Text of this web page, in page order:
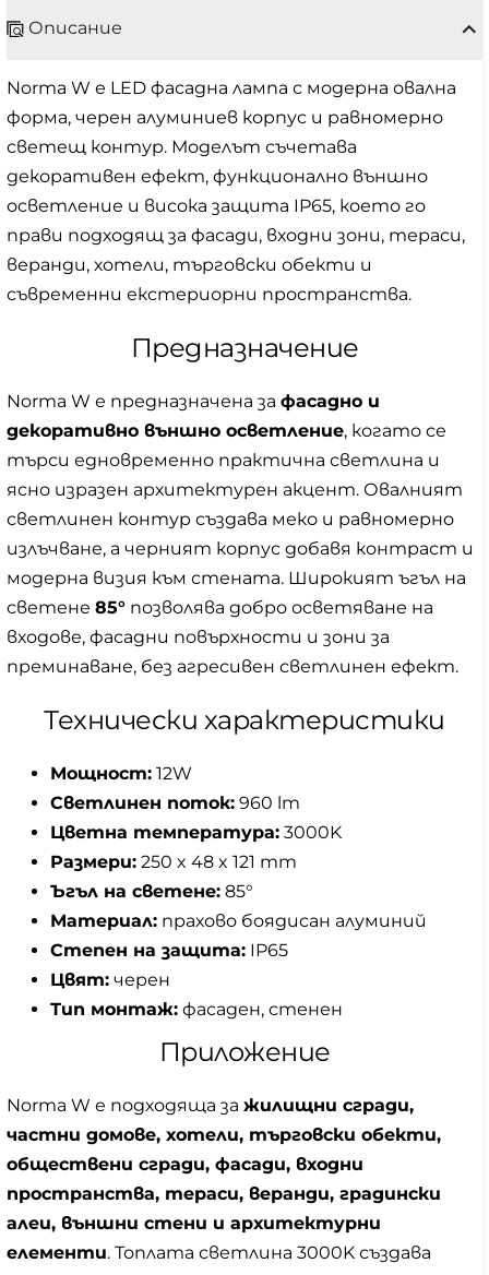
Описание
Norma W е LED фасадна лампа с модерна овална
форма, черен алуминиев корпус и равномерно
светещ контур. Моделът съчетава
декоративен ефект, функционално външно
осветление и висока защита IP65, което го
прави подходящ за фасади, входни зони, тераси,
веранди, хотели, търговски обекти и
съвременни екстериорни пространства.
Предназначение
Norma W е предназначена за фасадно и
декоративно външно осветление, когато се
търси едновременно практична светлина и
ясно изразен архитектурен акцент. Овалният
светлинен контур създава меко и равномерно
излъчване, а черният корпус добавя контраст и
модерна визия към стената. Широкият ъгъл на
светене 85° позволява добро осветяване на
входове, фасадни повърхности и зони за
преминаване, без агресивен светлинен ефект.
Технически характеристики
Мощност: 12W
Светлинен поток: 960 lm
Цветна температура: 3000K
Размери: 250 x 48 x 121 mm
Ъгъл на светене: 85°
Материал: прахово боядисан алуминий
Степен на защита: IP65
Цвят: черен
Тип монтаж: фасаден, стенен
Приложение
Norma W е подходяща за жилищни сгради,
частни домове, хотели, търговски обекти,
обществени сгради, фасади, входни
пространства, тераси, веранди, градински
алеи, външни стени и архитектурни
елементи. Топлата светлина 3000K създава